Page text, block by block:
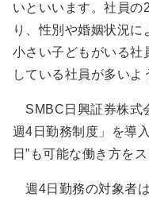
いといいます。社員の
り、性別や婚姻状況に
小さい子どもがいる社
している社員が多いよ
SMBC日興証券株式
週4日勤務制度」を導
日”も可能な働き方を
週4日勤務の対象者